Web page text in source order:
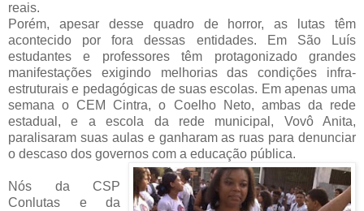
reais.
Porém, apesar desse quadro de horror, as lutas têm
acontecido por fora dessas entidades. Em São Luís
estudantes e professores têm protagonizado grandes
manifestações exigindo melhorias das condições infra-
estruturais e pedagógicas de suas escolas. Em apenas uma
semana o CEM Cintra, o Coelho Neto, ambas da rede
estadual, e a escola da rede municipal, Vovô Anita,
paralisaram suas aulas e ganharam as ruas para denunciar
o descaso dos governos com a educação pública.
Nós da CSP
Conlutas e da